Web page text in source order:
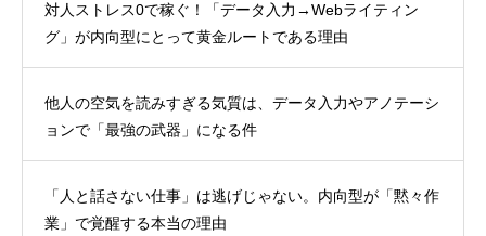
対人ストレス0で稼ぐ！「データ入力→Webライティン
グ」が内向型にとって黄金ルートである理由
他人の空気を読みすぎる気質は、データ入力やアノテーシ
ョンで「最強の武器」になる件
「人と話さない仕事」は逃げじゃない。内向型が「黙々作
業」で覚醒する本当の理由